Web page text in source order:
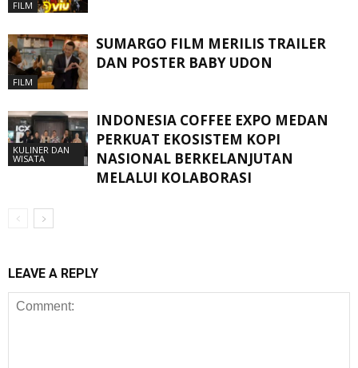
FILM
FILM
SUMARGO FILM MERILIS TRAILER
DAN POSTER BABY UDON
KULINER DAN
WISATA
INDONESIA COFFEE EXPO MEDAN
PERKUAT EKOSISTEM KOPI
NASIONAL BERKELANJUTAN
MELALUI KOLABORASI
LEAVE A REPLY